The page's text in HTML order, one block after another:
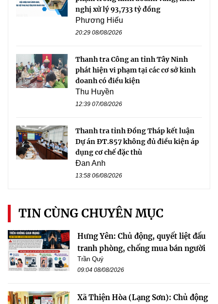
nghị xử lý 93,733 tỷ đồng
Phương Hiếu
20:29 08/08/2026
Thanh tra Công an tỉnh Tây Ninh
phát hiện vi phạm tại các cơ sở kinh
doanh có điều kiện
Thu Huyền
12:39 07/08/2026
Thanh tra tỉnh Đồng Tháp kết luận
Dự án ĐT.857 không đủ điều kiện áp
dụng cơ chế đặc thù
Đan Anh
13:58 06/08/2026
TIN CÙNG CHUYÊN MỤC
Hưng Yên: Chủ động, quyết liệt đấu
tranh phòng, chống mua bán người
Trần Quý
09:04 08/08/2026
Xã Thiện Hòa (Lạng Sơn): Chủ động